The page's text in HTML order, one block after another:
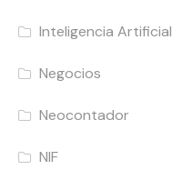
Inteligencia Artificial
Negocios
Neocontador
NIF